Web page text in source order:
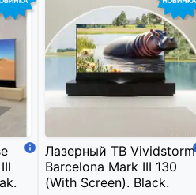
Лазерный ТВ Vividstorm
Barcelona Mark III 130
(With Screen). Black.